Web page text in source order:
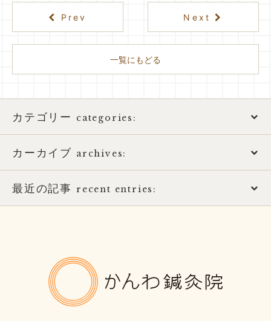
カテゴリー categories:
アトピー性皮膚炎
おススメ書籍
ほっとひと息
カーカイブ archives:
2026年
最近の記事 recent entries:
8月営業日のお知らせ
酷暑に負けない体つくり
Prev
一覧にもどる
Next